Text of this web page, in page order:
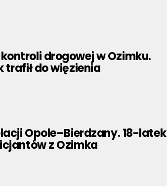
drogowej w Ozimku.
do więzienia
Opole–Bierdzany. 18-latek
z Ozimka